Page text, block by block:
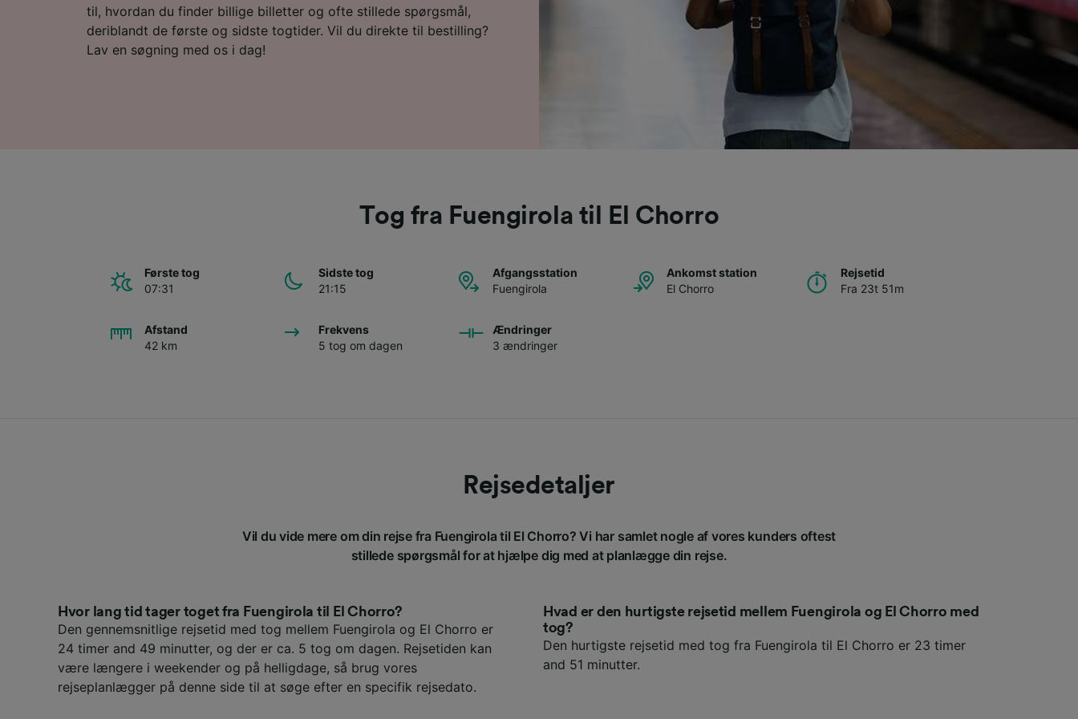
til, hvordan du finder billige billetter og ofte stillede spørgsmål,
deriblandt de første og sidste togtider. Vil du direkte til bestilling?
Lav en søgning med os i dag!
Tog fra Fuengirola til El Chorro
Første tog
07:31
Sidste tog
21:15
Afgangsstation
Fuengirola
Ankomst station
El Chorro
Rejsetid
Fra 23t 51m
Afstand
42 km
Frekvens
5 tog om dagen
Ændringer
3 ændringer
Rejsedetaljer
Vil du vide mere om din rejse fra Fuengirola til El Chorro? Vi har samlet nogle af vores kunders oftest
stillede spørgsmål for at hjælpe dig med at planlægge din rejse.
Hvor lang tid tager toget fra Fuengirola til El Chorro?
Den gennemsnitlige rejsetid med tog mellem Fuengirola og El Chorro er
24 timer and 49 minutter, og der er ca. 5 tog om dagen. Rejsetiden kan
være længere i weekender og på helligdage, så brug vores
rejseplanlægger på denne side til at søge efter en specifik rejsedato.
Hvad er den hurtigste rejsetid mellem Fuengirola og El Chorro med
tog?
Den hurtigste rejsetid med tog fra Fuengirola til El Chorro er 23 timer
and 51 minutter.